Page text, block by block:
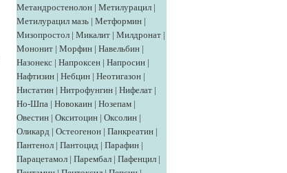
Метандростенолон | Метилурацил |
Метилурацил мазь | Метформин |
Мизопростол | Микалит | Милдронат |
Мононит | Морфин | Навельбин |
Назонекс | Напроксен | Напросин |
Нафтизин | Небцин | Неотигазон |
Нистатин | Нитрофунгин | Нифелат |
Но-Шпа | Новокаин | Нозепам |
Овестин | Окситоцин | Оксолин |
Оликард | Остеогенон | Панкреатин |
Пантенол | Пантоцид | Парафин |
Парацетамол | Парембал | Пафенцил |